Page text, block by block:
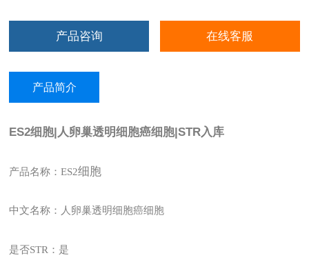
产品咨询 在线客服
产品简介
ES2细胞|人卵巢透明细胞癌细胞|STR入库
产品名称：ES2细胞
中文名称：人卵巢透明细胞癌细胞
是否STR：是